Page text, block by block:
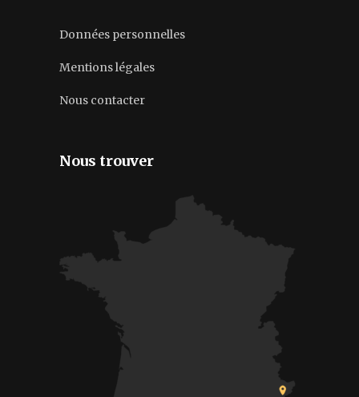
Données personnelles
Mentions légales
Nous contacter
Nous trouver